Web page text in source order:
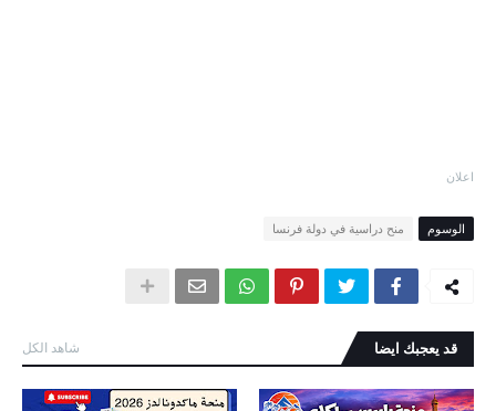
اعلان
الوسوم منح دراسية في دولة فرنسا
قد يعجبك ايضا شاهد الكل